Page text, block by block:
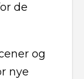
de
og
nye